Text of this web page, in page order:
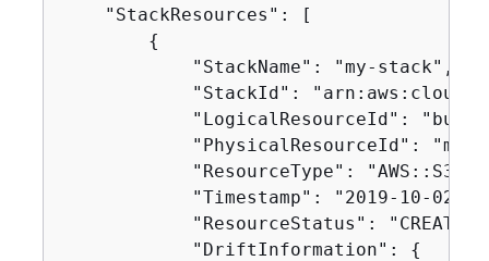
    "StackResources": [
{
            "StackName": "my-stack",
"StackId":
"LogicalResourceId":
"PhysicalResourceId": "my-
"ResourceType":
"Timestamp": "2019-10-
"ResourceStatus":
            "DriftInformation":
{